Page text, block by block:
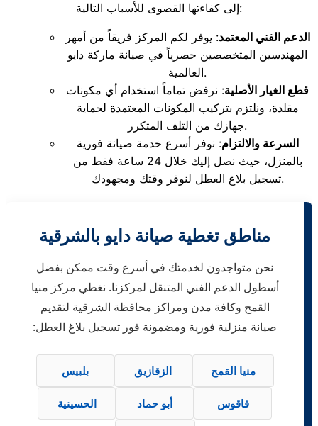
إلى كفاءتها القصوى للأسباب التالية:
الدعم الفني المعتمد: يوفر لكم المركز فريقاً من أمهر
المهندسين المتخصصين حصرياً في صيانة ماركة دايو
العالمية.
قطع الغيار الأصلية: نرفض تماماً استخدام أي مكونات
مقلدة، ونلتزم بتركيب المكونات المعتمدة لحماية
جهازك من التلف المتكرر.
السرعة والالتزام: نوفر أسرع خدمة صيانة فورية
بالمنزل، حيث نصل إليك خلال 24 ساعة فقط من
تسجيل بلاغ العطل لنوفر وقتك ومجهودك.
مناطق تغطية صيانة دايو بالشرقية
نحن متواجدون لخدمتك في أسرع وقت ممكن بفضل
أسطول الدعم الفني المتنقل لمركزنا. نغطي مركز منيا
القمح وكافة مدن ومراكز محافظة الشرقية لتقديم
صيانة منزلية فورية ومضمونة فور تسجيل بلاغ العطل:
منيا القمح الزقازيق بلبيس
فاقوس أبو حماد الحسينية